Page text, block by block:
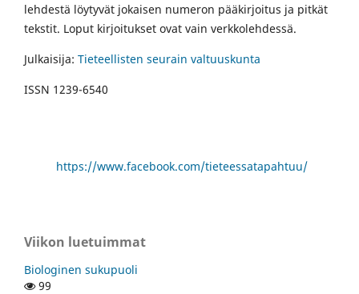
lehdestä löytyvät jokaisen numeron pääkirjoitus ja pitkät
tekstit. Loput kirjoitukset ovat vain verkkolehdessä.
Julkaisija: Tieteellisten seurain valtuuskunta
ISSN 1239-6540
https://www.facebook.com/tieteessatapahtuu/
Viikon luetuimmat
Biologinen sukupuoli
99